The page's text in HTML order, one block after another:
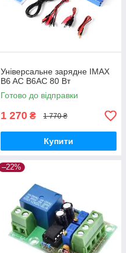
Універсальне зарядне IMAX
B6 AC B6AC 80 Вт
Готово до відправки
1 270 ₴ 1 770 ₴
Купити
–22%